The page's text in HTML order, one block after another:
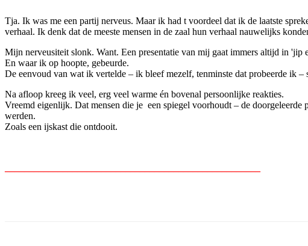
Tja. Ik was me een partij nerveus. Maar ik had t voordeel dat ik de laatste
verhaal. Ik denk dat de meeste mensen in de zaal hun verhaal nauwelijks
Mijn nerveusiteit slonk. Want. Een presentatie van mij gaat immers altijd in 'jip
En waar ik op hoopte, gebeurde.
De eenvoud van wat ik vertelde – ik bleef mezelf, tenminste dat probeerde ik –
Na afloop kreeg ik veel, erg veel warme én bovenal persoonlijke reakties.
Vreemd eigenlijk. Dat mensen die je een spiegel voorhoudt – de doorgeleerde
werden.
Zoals een ijskast die ontdooit.